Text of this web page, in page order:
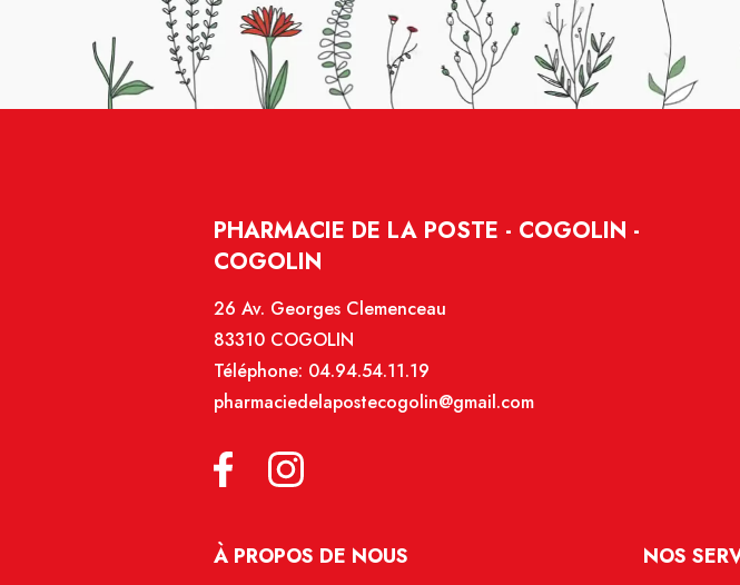
PHARMACIE DE LA POSTE - COGOLIN -
COGOLIN
26 Av. Georges Clemenceau
83310 COGOLIN
Téléphone: 04.94.54.11.19
pharmaciedelapostecogolin@gmail.com
À PROPOS DE NOUS NOS